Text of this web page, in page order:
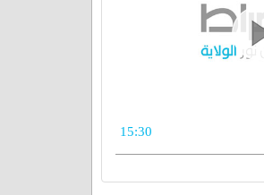
15:30